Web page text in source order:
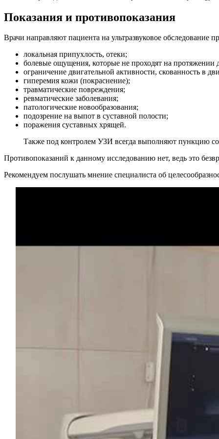
Показания и противопоказания
Врачи направляют пациента на ультразвуковое
локальная припухлость, отеки;
болевые ощущения, которые не проходят на протяжении
ограничение двигательной активности, скованность в
гиперемия кожи (покраснение);
травматические повреждения;
ревматические заболевания;
патологические новообразования;
подозрение на выпот в суставной полости;
поражения суставных хрящей.
Также под контролем УЗИ всегда выполняют пункцию
Противопоказаний к данному исследованию нет, ведь это
Рекомендуем послушать мнение специалиста об